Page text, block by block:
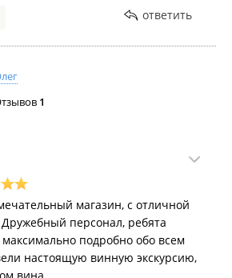
ответить
1
магазин, с отличной
персонал, ребята
подробно обо всем
настоящую винную экскурсию,